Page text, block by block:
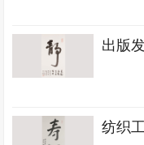
出版
纺织